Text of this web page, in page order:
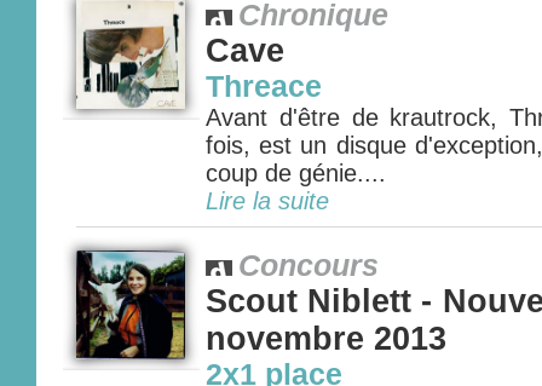
Chronique
Cave
Threace
Avant d'être de krautrock,
fois, est un disque
coup de génie....
Lire la suite
Concours
Scout Niblett -
novembre 2013
2x1 place